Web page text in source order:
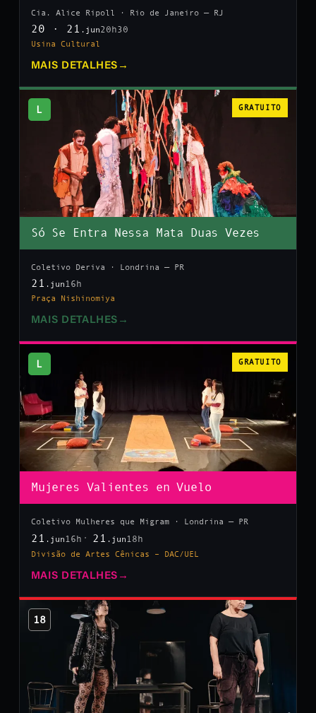
Cia. Alice Ripoll · Rio de Janeiro — RJ
20 · 21 .jun20h30
Usina Cultural
MAIS DETALHES →
L GRATUITO
Só Se Entra Nessa Mata Duas Vezes
Coletivo Deriva · Londrina — PR
21 .jun 16h
Praça Nishinomiya
MAIS DETALHES →
L GRATUITO
Mujeres Valientes en Vuelo
Coletivo Mulheres que Migram · Londrina — PR
21 .jun 16h 21 .jun 18h
Divisão de Artes Cênicas – DAC/UEL
MAIS DETALHES →
18